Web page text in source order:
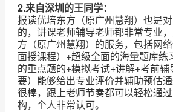
2.来自深圳的王同学：
报读优培东方（原广州慧翔）也是
的，讲课老师辅导老师都非常专业
方（原广州慧翔）的服务，包括网
面授课程）+超级全面的海量题库练
的重点题的+模拟考试+讲解+考前
要）能够给出专业评价并辅助预估
很棒，跟上老师节奏都可以轻松通
构，个人非常认可。